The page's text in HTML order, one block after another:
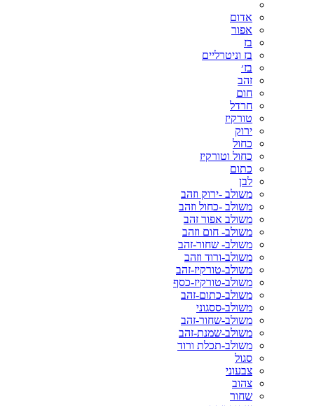
אדום
אפור
בז
בז וניטרליים
בז׳
זהב
חום
חרדל
טורקיז
ירוק
כחול
כחול וטורקיז
כתום
לבן
משולב -ירוק וזהב
משולב -כחול וזהב
משולב אפור זהב
משולב- חום וזהב
משולב- שחור-זהב
משולב-ורוד וזהב
משולב-טורקיז-זהב
משולב-טורקיז-כסף
משולב-כתום-זהב
משולב-ססגוני
משולב-שחור-זהב
משולב-שמנת-זהב
משולב-תכלת ורוד
סגול
צבעוני
צהוב
שחור